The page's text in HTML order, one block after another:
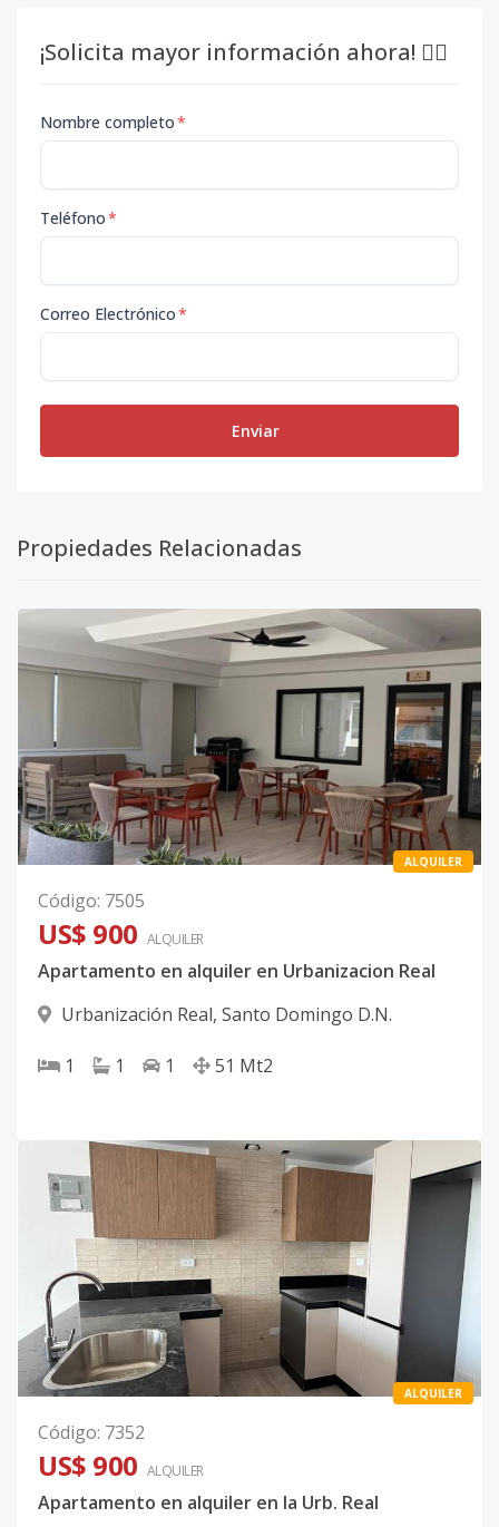
¡Solicita mayor información ahora! 👇🏽
Nombre completo*
Teléfono*
Correo Electrónico*
Enviar
Propiedades Relacionadas
ALQUILER
Código: 7505
US$ 900 ALQUILER
Apartamento en alquiler en Urbanizacion Real
Urbanización Real, Santo Domingo D.N.
1 1 1 51 Mt2
ALQUILER
Código: 7352
US$ 900 ALQUILER
Apartamento en alquiler en la Urb. Real